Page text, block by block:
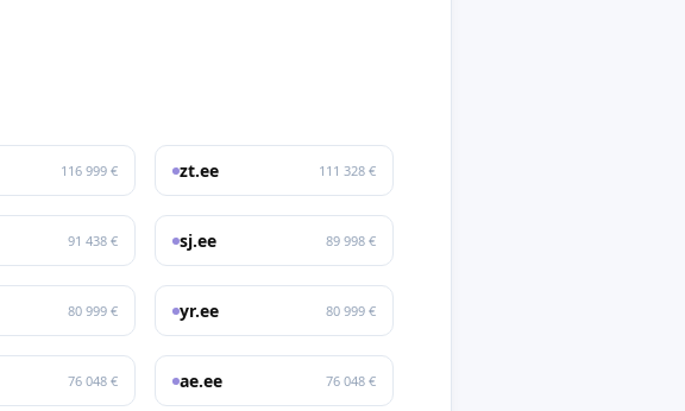
116 999 € zt.ee 111 328 €
91 438 € sj.ee 89 998 €
80 999 € yr.ee 80 999 €
76 048 € ae.ee 76 048 €